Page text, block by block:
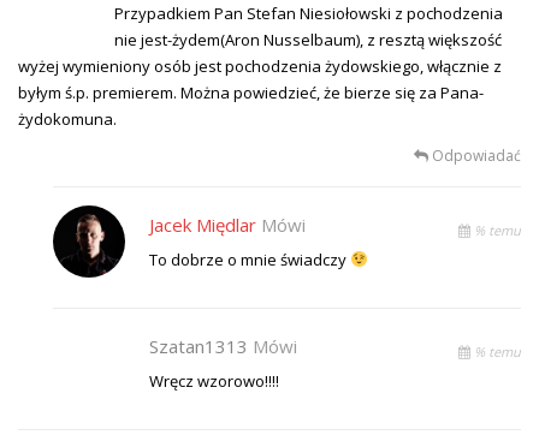
Przypadkiem Pan Stefan Niesiołowski z pochodzenia
nie jest-żydem(Aron Nusselbaum), z resztą większość
wyżej wymieniony osób jest pochodzenia żydowskiego, włącznie z
byłym ś.p. premierem. Można powiedzieć, że bierze się za Pana-
żydokomuna.
Odpowiadać
Jacek Międlar Mówi % temu
To dobrze o mnie świadczy
Szatan1313 Mówi % temu
Wręcz wzorowo!!!!